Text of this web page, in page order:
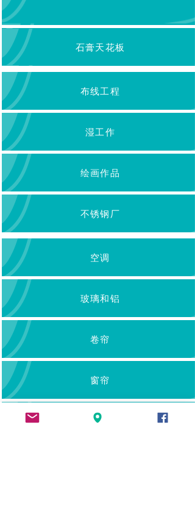
石膏天花板
布线工程
湿工作
绘画作品
不锈钢厂
空调
玻璃和铝
卷帘
窗帘
管道工程